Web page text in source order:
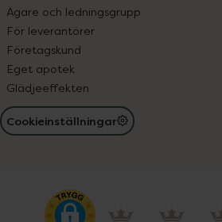
Ägare och ledningsgrupp
För leverantörer
Företagskund
Eget apotek
Glädjeeffekten
Cookieinställningar